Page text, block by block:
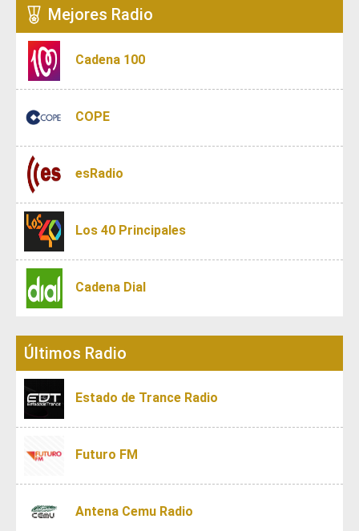
Mejores Radio
Cadena 100
COPE
esRadio
Los 40 Principales
Cadena Dial
Últimos Radio
Estado de Trance Radio
Futuro FM
Antena Cemu Radio